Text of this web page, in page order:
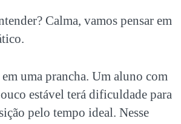
Calma, vamos pensar em
em uma prancha. Um aluno com
estável terá dificuldade para
pelo tempo ideal. Nesse